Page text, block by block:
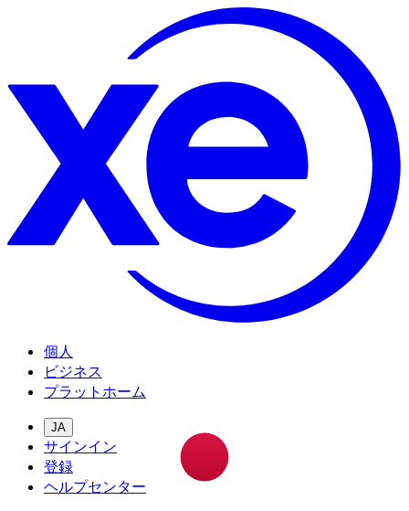
個人
ビジネス
プラットホーム
JA
サインイン
登録
ヘルプセンター